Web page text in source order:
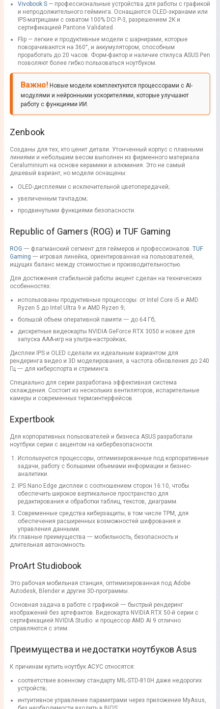
Vivobook S — профессиональные устройства для работы с графикой
и непродолжительного гейминга. Оснащаются OLED-экранами или
IPS-матрицами с охватом 100% DCI P-3, разрешением 2K и
сертификацией Pantone Validated.
Flip — легкие и продуктивные модели с шарнирами, которые
поворачиваются на 360°, и аккумулятором, способным
проработать до 20 часов. Форм-фактор и наличие стилуса ASUS Pen
позволяют более гибко пользоваться ноутбуком.
Важно! Новые модели комплектуются процессорами с AI-
модулями и нейронными ускорителями, которые улучшают
работу с функциями ИИ.
Zenbook
Созданы для тех, кто ценит детали. Утонченный корпус с плавными
линиями и небольшим весом выполнен из фирменного материала
Ceraluminium на основе керамики и алюминия. Это не самый
дешевый вариант, но модели оснащены:
OLED-дисплеями с исключительной цветопередачей;
увеличенным тачпадом;
продвинутыми функциями безопасности.
Republic of Gamers (ROG) и TUF Gaming
ROG 一 флагманский сегмент для геймеров и профессионалов. TUF
Gaming 一 игровая линейка, ориентированная на пользователей,
ищущих баланс между стоимостью и производительностью.
Для достижения стабильной работы акцент сделан на технических
особенностях:
использованы продуктивные процессоры: от Intel Core i5 и AMD
Ryzen 5 до Intel Ultra 9 и AMD Ryzen 9;
большой объем оперативной памяти 一 до 64 Гб;
дискретные видеокарты NVIDIA GeForce RTX 3050 и новее для
запуска AAA-игр на ультра-настройках;
Дисплеи IPS и OLED сделали их идеальным вариантом для
рендеринга видео и 3D моделирования, а частота обновления до 240
Гц 一 для киберспорта и стриминга.
Специально для серии разработана эффективная система
охлаждения. Состоит из нескольких вентиляторов, испарительные
камеры и современных термоинтерфейсов.
Expertbook
Для корпоративных пользователей и бизнеса ASUS разработали
ноутбуки серии с акцентом на кибербезопасности.
Используются процессоры, оптимизированные под корпоративные
задачи, работу с большими объемами информации и бизнес-
аналитики.
IPS Nano Edge дисплеи с соотношением сторон 16:10, чтобы
обеспечить широкое вертикальное пространство для
редактирования и обработки таблиц, текстов, диаграмм.
Современные средства киберзащиты, в том числе TPM, для
обеспечения расширенных возможностей шифрования и
управления данными.
Их главные преимущества 一 мобильность, безопасность и
длительная автономность.
ProArt Studiobook
Это рабочая мобильная станция, оптимизированная под Adobe
Autodesk, Blender и другие 3D-программы.
Основная задача в работе с графикой 一 быстрый рендеринг
изображений без артефактов. Видеокарта NVIDIA RTX 50-й серии с
сертификацией NVIDIA Studio и процессор AMD AI 9 отлично
справляются с этим.
Преимущества и недостатки ноутбуков Asus
К причинам купить ноутбук АСУС относятся:
соответствие военному стандарту MIL-STD-810H даже недорогих
устройств;
интуитивное управление параметрами через приложение MyAsus,